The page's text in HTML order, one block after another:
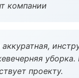
компании
уборка.
проекту.